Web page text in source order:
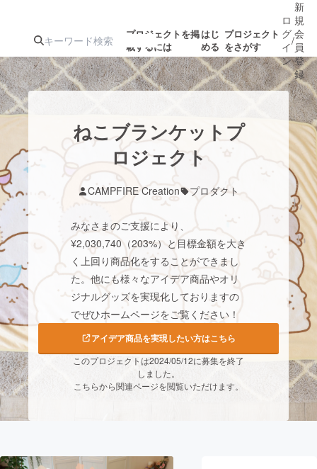
プロジェクトを掲
載するには
はじ
める
プロジェクト
をさがす
ターン
注目の新着プロ
ジェクト
募集終了が近いプ
ロジェクト
もうすぐ公開
されます
アート・写真
テクノロジー・ガジェット ゲーム・
映像・映画 書籍・雑誌
ビジネス・起業 チャレンジ
まちづくり・地域活性化
CAMPFIRE for Social GoodCAMPFIRE Creation
ロ
グ
イ
ン
/
新
規
会
員
登
録
ねこブランケットプ
ロジェクト
CAMPFIRE Creation プロダクト
みなさまのご支援により、
¥2,030,740（203%）と目標金額を大き
く上回り商品化をすることができまし
た。他にも様々なアイデア商品やオリ
ジナルグッズを実現化しておりますの
でぜひホームページをご覧ください！
アイデア商品を実現したい方はこちら
このプロジェクトは2024/05/12に募集を終了
しました。
こちらから関連ページを閲覧いただけます。